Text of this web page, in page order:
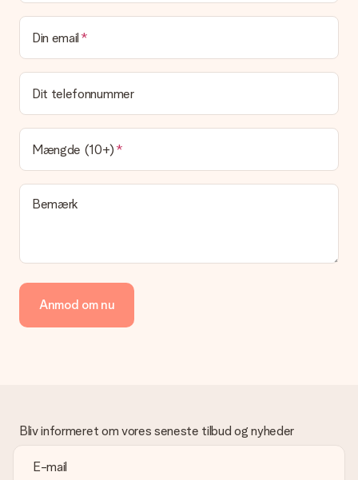
Kan jeg vælge en leveringsdato?
Det er ikke muligt at vælge en bestemt leveringsdato.
Hvad er leveringstiden, og hvornår modtager jeg min
gave?
Leveringstiden findes på gavens produktside. Du kan stole på,
at vores postfirma leverer din gave på denne dag.
Hvilke leveringsmuligheder kan jeg vælge?
I øjeblikket er det ikke (endnu) muligt at vælge en
leveringsindstilling. Den gave, du vil bestille, sendes enten som
en pakke eller som postkasse levering. Vil du gerne vide
hvilken måde din ordre sendes på? Kontakt venligst vores
Vi tilbyder følgende betalingsmetoder: Dankort, Paypal,
kreditkort, faktura via Klarna eller bankoverførsel. I tilfælde af
manuel betaling overførsel, skal du tage højde for en ekstra 3
venligst vores kundeservice, de hjælper gerne med at finde en
passende løsning.
Er fakturaen sendt sammen med ordren?
Din email
Dit telefonnummer
Mængde (10+)
Bemærk
Anmod om nu
Bliv informeret om vores seneste tilbud og nyheder